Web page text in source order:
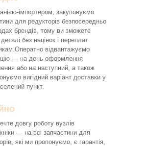
імпортером, закуповуємо
для редукторів безпосередньо
брендів, тому ви зможете
без націнок і переплат
відвантажуємо
— на день оформлення
або на наступний, а також
вигідний варіант доставки у
пункт.
довгу роботу вузлів
— на всі запчастини для
які ми пропонуємо, є гарантія,